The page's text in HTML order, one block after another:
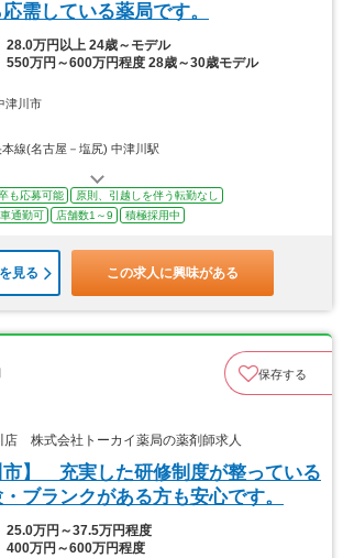
需している薬局です。
28.0万円以上 24歳～モデル
550万円～600万円程度 28歳～30歳モデル
津川市
本線(名古屋－塩尻) 中津川駅
も応募可能
原則、引越しを伴う転勤なし
車通勤可 店舗数1～9 積極採用中
見る この求人に興味がある
保存する
株式会社トーカイ薬局の薬剤師求人
市】 充実した研修制度が整っている
ブランクがある方も安心です。
25.0万円～37.5万円程度
400万円～600万円程度